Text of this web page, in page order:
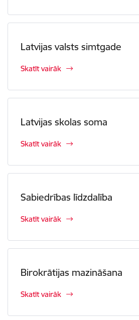
Latvijas valsts simtgade
Skatīt vairāk
Latvijas skolas soma
Skatīt vairāk
Sabiedrības līdzdalība
Skatīt vairāk
Birokrātijas mazināšana
Skatīt vairāk